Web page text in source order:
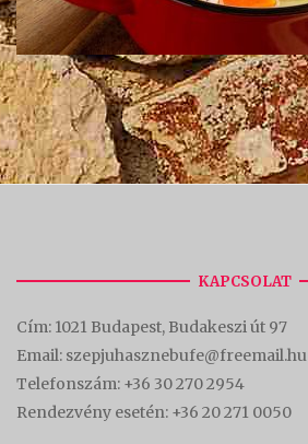
KAPCSOLAT
Cím: 1021 Budapest, Budakeszi út 97
Email: szepjuhasznebufe@freemail.hu
Telefonszám: +36 30 270 2954
Rendezvény esetén: +36 20 271 0050